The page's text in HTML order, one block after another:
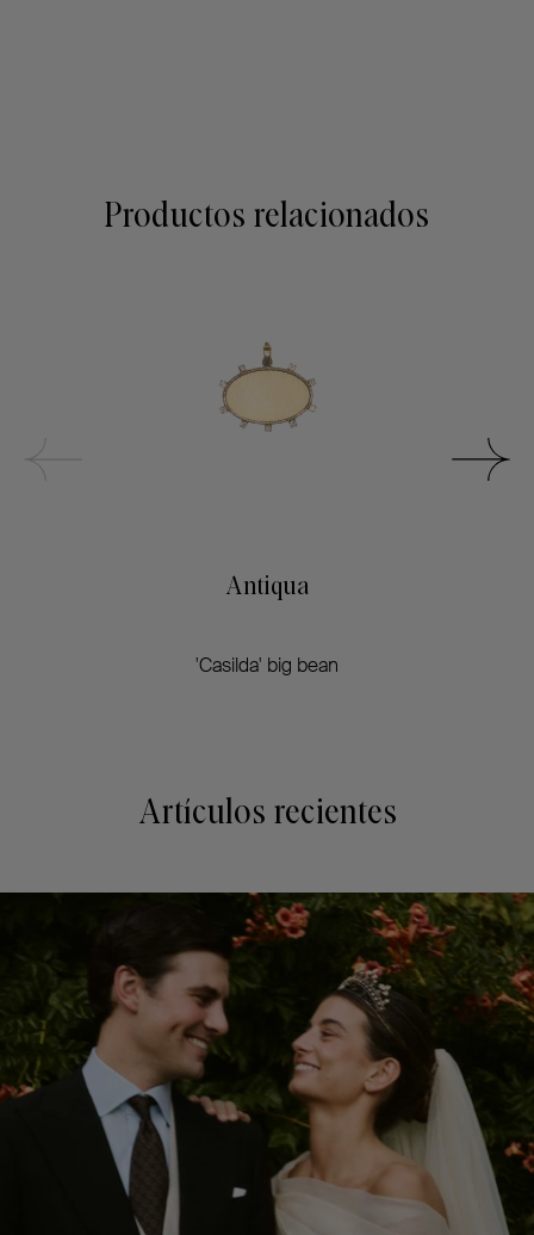
Productos relacionados
Antiqua
'Casilda' big bean
Artículos recientes